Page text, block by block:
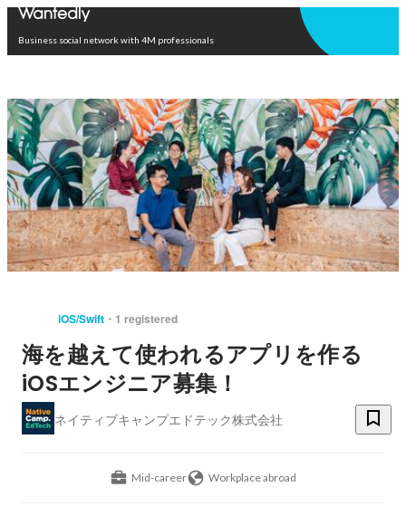
Business social network with 4M professionals
iOS/Swift 1 registered
海を越えて使われるアプリを作る
iOSエンジニア募集！
ネイティブキャンプエドテック株式会社
Mid-career Workplace abroad